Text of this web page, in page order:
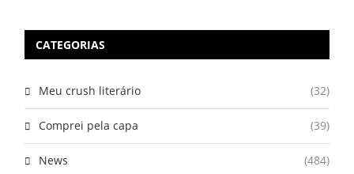
CATEGORIAS
Meu crush literário (32)
Comprei pela capa (39)
News (484)